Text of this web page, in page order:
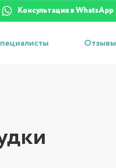
Консультация в WhatsApp
Отзывы